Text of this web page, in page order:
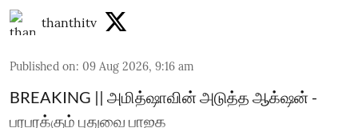
thanthitv
Published on: 09 Aug 2026, 9:16 am
BREAKING || அமித்ஷாவின் அடுத்த ஆக்‌ஷன் -
பரபரக்கும் புதுவை பாஜக